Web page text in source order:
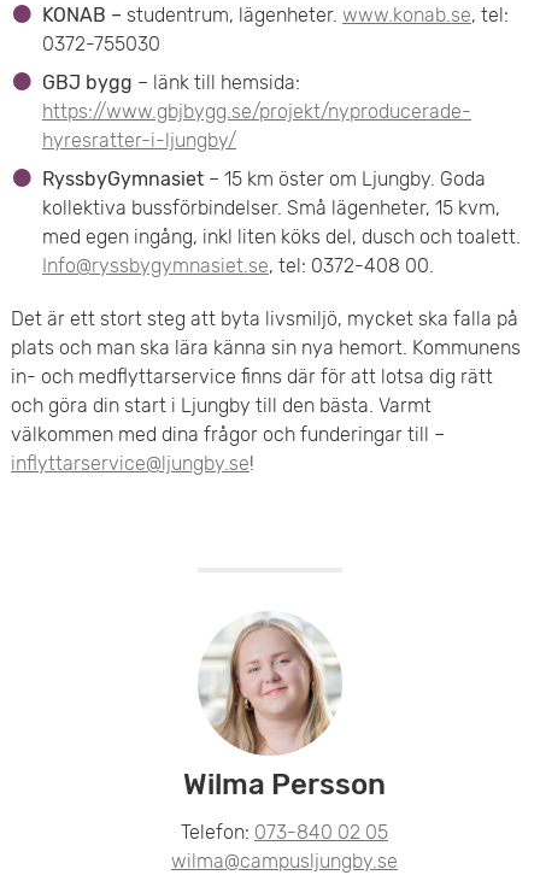
KONAB – studentrum, lägenheter. www.konab.se, tel:
0372-755030
GBJ bygg – länk till hemsida:
https://www.gbjbygg.se/projekt/nyproducerade-
hyresratter-i-ljungby/
RyssbyGymnasiet– 15 km öster om Ljungby. Goda
kollektiva bussförbindelser. Små lägenheter, 15 kvm,
med egen ingång, inkl liten köks del, dusch och toalett.
Info@ryssbygymnasiet.se, tel: 0372-408 00.
Det är ett stort steg att byta livsmiljö, mycket ska falla på
plats och man ska lära känna sin nya hemort. Kommunens
in- och medflyttarservice finns där för att lotsa dig rätt
och göra din start i Ljungby till den bästa. Varmt
välkommen med dina frågor och funderingar till –
inflyttarservice@ljungby.se!
Wilma Persson
Telefon: 073-840 02 05
wilma@campusljungby.se